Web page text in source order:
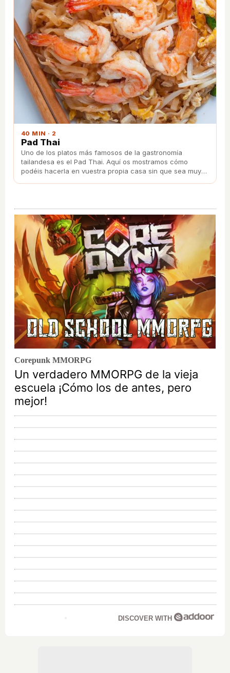
40 MIN · 2
Pad Thai
Uno de los platos más famosos de la gastronomía
tailandesa es el Pad Thai. Aquí os mostramos cómo
podéis hacerla en vuestra propia casa sin que sea muy
Corepunk MMORPG
Un verdadero MMORPG de la vieja
escuela ¡Cómo los de antes, pero
mejor!
DISCOVER WITH